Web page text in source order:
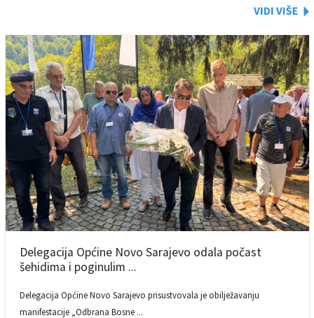
Delegacija Općine Novo Sarajevo odala počast
šehidima i poginulim ...
Delegacija Općine Novo Sarajevo prisustvovala je obilježavanju
manifestacije „Odbrana Bosne ...